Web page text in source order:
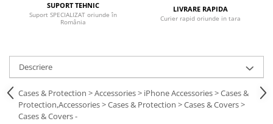
Servere & Componente
Componente Server
Servere
SUPORT TEHNIC
Suport SPECIALIZAT oriunde în
România
LIVRARE RAPIDA
Curier rapid oriunde in tara
Descriere
Cases & Protection > Accessories > iPhone Accessories > Cases &
Protection,Accessories > Cases & Protection > Cases & Covers >
Cases & Covers -